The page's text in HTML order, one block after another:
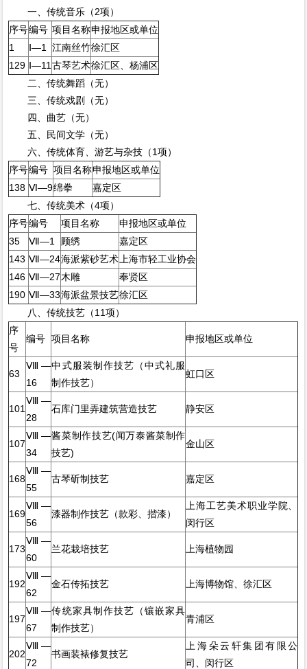
一、传统音乐（2项）
序号编号 项目名称申报地区或单位
1
Ⅰ—1 江南丝竹徐汇区
129 Ⅰ—11 古琴艺术徐汇区、杨浦区
二、传统舞蹈（无）
三、传统戏剧（无）
四、曲艺（无）
五、民间文学（无）
六、传统体育、游艺与杂技（1项）
序号编号 项目名称申报地区或单位
138 Ⅵ—9绵拳
嘉定区
七、传统美术（4项）
序号编号 项目名称
申报地区或单位
35
Ⅶ—1 顾绣
嘉定区
143 Ⅶ—24海派紫砂艺术 上海市轻工业协会
146 Ⅶ—27木雕
奉贤区
190 Ⅶ—33海派盆景技艺徐汇区
八、传统技艺（11项）
序
号
编号 项目名称 申报地区或单位
63
Ⅷ—
16
中式服装制作技艺（中式礼服
制作技艺）
虹口区
101
Ⅷ—
28
石库门里弄建筑营造技艺 静安区
107
Ⅷ—
34
酱菜制作技艺(闻万泰酱菜制作
技艺)
金山区
168
Ⅷ—
55
古琴斫制技艺 嘉定区
169
Ⅷ—
56
漆器制作技艺（款彩、揩漆）
上海工艺美术职业学院、
闵行区
173
Ⅷ—
60
兰花栽培技艺 上海植物园
192
Ⅷ—
62
金石传拓技艺 上海博物馆、徐汇区
197
Ⅷ—
67
传统家具制作技艺（镶嵌家具
制作技艺）
青浦区
202
Ⅷ—
72
书画装裱修复技艺
上海朵云轩集团有限公
司、闵行区